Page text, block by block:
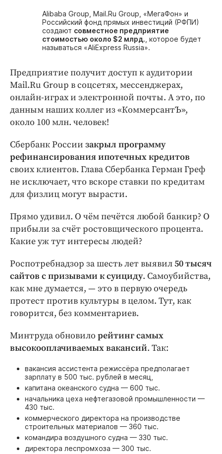
Alibaba Group, Mail.Ru Group, «МегаФон» и
Российский фонд прямых инвестиций (РФПИ)
создают совместное предприятие
стоимостью около $2 млрд. , которое будет
называться «AliExpress Russia».
Предприятие получит доступ к аудитории
Mail.Ru Group в соцсетях, мессенджерах,
онлайн-играх и электронной почты. А это, по
данным наших коллег из «КоммерсантЪ»,
около 100 млн. человек!
Сбербанк России закрыл программу
рефинансирования ипотечных кредитов
своих клиентов. Глава Сбербанка Герман Греф
не исключает, что вскоре ставки по кредитам
для физлиц могут вырасти.
Прямо удивил. О чём печётся любой банкир? О
прибыли за счёт ростовщического процента.
Какие уж тут интересы людей?
Роспотребнадзор за шесть лет выявил50 тысяч
сайтов с призывами к суициду. Самоубийства,
как мне думается, — это в первую очередь
протест против культуры в целом. Тут, как
говорится, без комментариев.
Минтруда обновило рейтинг самых
высокооплачиваемых вакансий. Так:
вакансия ассистента режиссёра предполагает
зарплату в 500 тыс. рублей в месяц,
капитана океанского судна — 600 тыс.
начальника цеха нефтегазовой промышленности —
430 тыс.
коммерческого директора на производстве
строительных материалов — 360 тыс.
командира воздушного судна — 330 тыс.
директора леспромхоза — 300 тыс.